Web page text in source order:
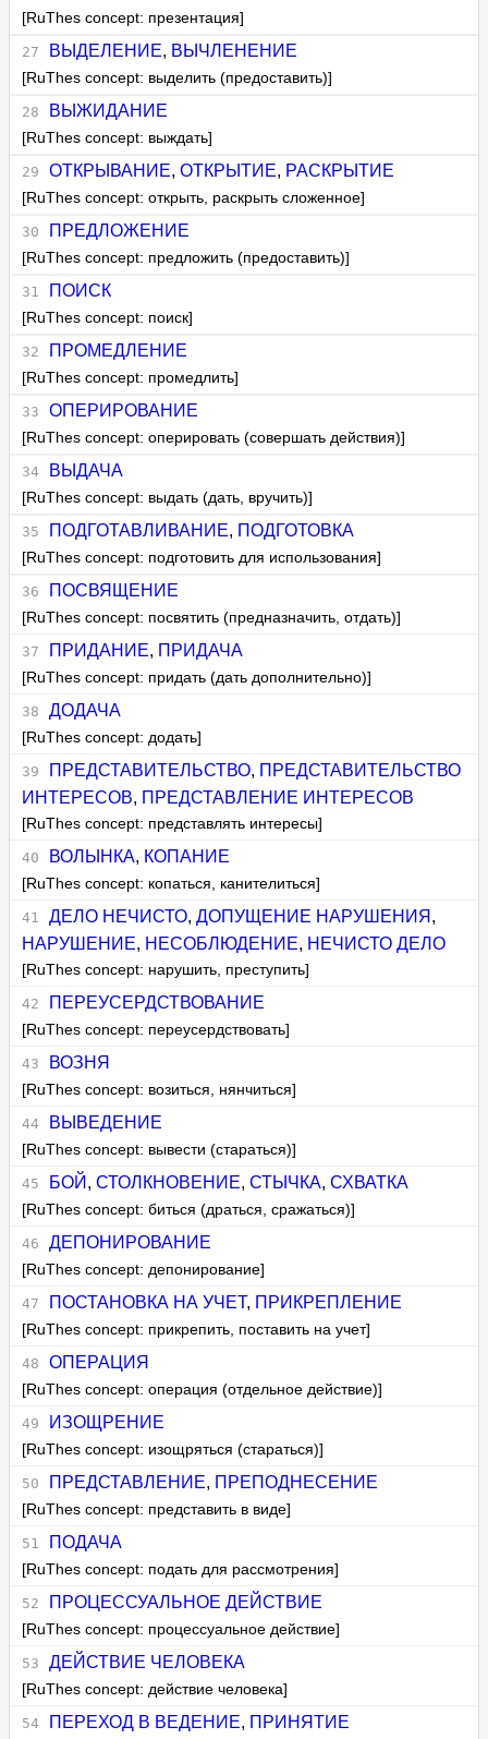
[RuThes concept: презентация]
ВЫДЕЛЕНИЕ, ВЫЧЛЕНЕНИЕ
[RuThes concept: выделить (предоставить)]
ВЫЖИДАНИЕ
[RuThes concept: выждать]
ОТКРЫВАНИЕ, ОТКРЫТИЕ, РАСКРЫТИЕ
[RuThes concept: открыть, раскрыть сложенное]
ПРЕДЛОЖЕНИЕ
[RuThes concept: предложить (предоставить)]
ПОИСК
[RuThes concept: поиск]
ПРОМЕДЛЕНИЕ
[RuThes concept: промедлить]
ОПЕРИРОВАНИЕ
[RuThes concept: оперировать (совершать действия)]
ВЫДАЧА
[RuThes concept: выдать (дать, вручить)]
ПОДГОТАВЛИВАНИЕ, ПОДГОТОВКА
[RuThes concept: подготовить для использования]
ПОСВЯЩЕНИЕ
[RuThes concept: посвятить (предназначить, отдать)]
ПРИДАНИЕ, ПРИДАЧА
[RuThes concept: придать (дать дополнительно)]
ДОДАЧА
[RuThes concept: додать]
ПРЕДСТАВИТЕЛЬСТВО, ПРЕДСТАВИТЕЛЬСТВО
ИНТЕРЕСОВ, ПРЕДСТАВЛЕНИЕ ИНТЕРЕСОВ
[RuThes concept: представлять интересы]
ВОЛЫНКА, КОПАНИЕ
[RuThes concept: копаться, канителиться]
ДЕЛО НЕЧИСТО, ДОПУЩЕНИЕ НАРУШЕНИЯ ,
НАРУШЕНИЕ, НЕСОБЛЮДЕНИЕ, НЕЧИСТО ДЕЛО
[RuThes concept: нарушить, преступить]
ПЕРЕУСЕРДСТВОВАНИЕ
[RuThes concept: переусердствовать]
ВОЗНЯ
[RuThes concept: возиться, нянчиться]
ВЫВЕДЕНИЕ
[RuThes concept: вывести (стараться)]
БОЙ , СТОЛКНОВЕНИЕ, СТЫЧКА, СХВАТКА
[RuThes concept: биться (драться, сражаться)]
ДЕПОНИРОВАНИЕ
[RuThes concept: депонирование]
ПОСТАНОВКА НА УЧЕТ, ПРИКРЕПЛЕНИЕ
[RuThes concept: прикрепить, поставить на учет]
ОПЕРАЦИЯ
[RuThes concept: операция (отдельное действие)]
ИЗОЩРЕНИЕ
[RuThes concept: изощряться (стараться)]
ПРЕДСТАВЛЕНИЕ, ПРЕПОДНЕСЕНИЕ
[RuThes concept: представить в виде]
ПОДАЧА
[RuThes concept: подать для рассмотрения]
ПРОЦЕССУАЛЬНОЕ ДЕЙСТВИЕ
[RuThes concept: процессуальное действие]
ДЕЙСТВИЕ ЧЕЛОВЕКА
[RuThes concept: действие человека]
ПЕРЕХОД В ВЕДЕНИЕ, ПРИНЯТИЕ